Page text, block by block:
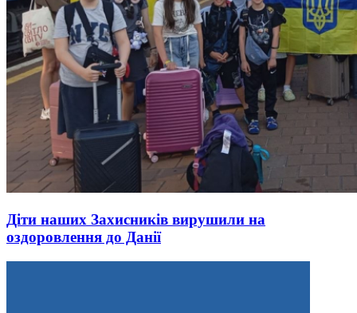
Діти наших Захисників вирушили на
оздоровлення до Данії